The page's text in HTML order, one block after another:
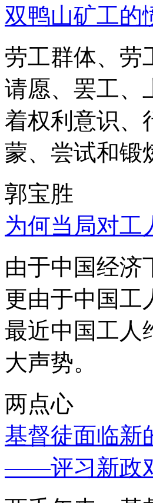
双鸭山矿工的
劳工群体、劳
请愿、罢工、
着权利意识、
蒙、尝试和锻
郭宝胜
为何当局对工
由于中国经济
更由于中国工
最近中国工人
大声势。
两点心
基督徒面临新
——评习新政